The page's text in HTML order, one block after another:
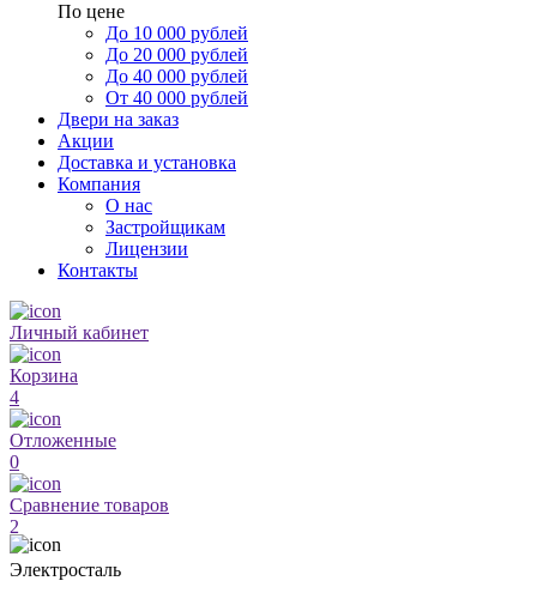
По цене
До 10 000 рублей
До 20 000 рублей
До 40 000 рублей
От 40 000 рублей
Двери на заказ
Акции
Доставка и установка
Компания
О нас
Застройщикам
Лицензии
Контакты
Личный кабинет
Корзина
4
Отложенные
0
Сравнение товаров
2
Электросталь